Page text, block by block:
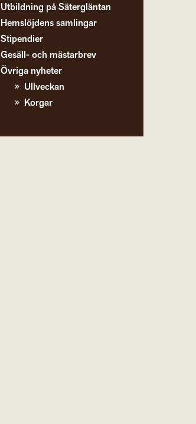
Utbildning på Sätergläntan
Hemslöjdens samlingar
Stipendier
Gesäll- och mästarbrev
Övriga nyheter
Ullveckan
Korgar